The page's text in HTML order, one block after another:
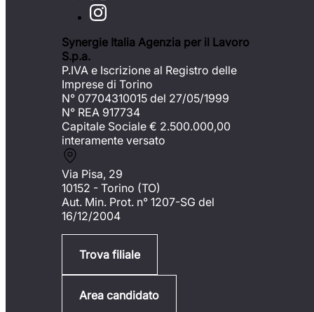
Synergie Italia Agenzia per il Lavoro
S.p.a.
P.IVA e Iscrizione al Registro delle
Imprese di Torino
N° 07704310015 del 27/05/1999
N° REA 917734
Capitale Sociale € 2.500.000,00
interamente versato
Via Pisa, 29
10152 - Torino (TO)
Aut. Min. Prot. n° 1207-SG del
16/12/2004
Trova filiale
Area candidato